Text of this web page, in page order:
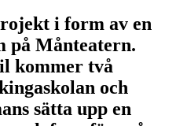
i form av en
på Månteatern.
kommer två
och
sätta upp en